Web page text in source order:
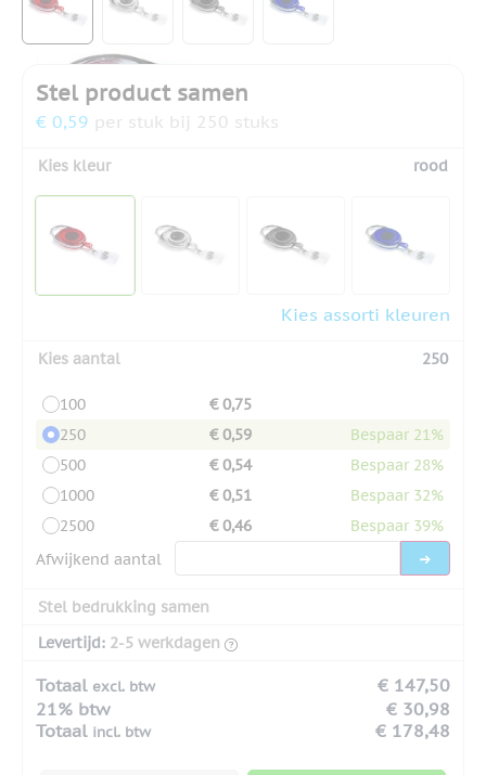
Stel product samen
€ 0,59 per stuk bij 250 stuks
Kies kleur rood
Kies assorti kleuren
Kies aantal 250
100
€ 0,75
250
€ 0,59
Bespaar 21%
500
€ 0,54
Bespaar 28%
1000
€ 0,51
Bespaar 32%
2500
€ 0,46
Bespaar 39%
Afwijkend aantal
Stel bedrukking samen
Levertijd: 2-5 werkdagen
Totaal excl. btw
€ 147,50
21% btw
€ 30,98
Totaal incl. btw € 178,48